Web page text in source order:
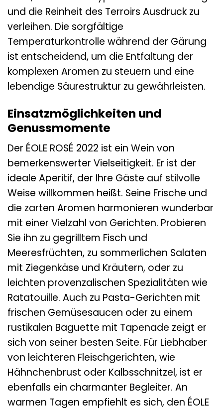
und die Reinheit des Terroirs Ausdruck zu
verleihen. Die sorgfältige
Temperaturkontrolle während der Gärung
ist entscheidend, um die Entfaltung der
komplexen Aromen zu steuern und eine
lebendige Säurestruktur zu gewährleisten.
Einsatzmöglichkeiten und
Genussmomente
Der ÉOLE ROSÉ 2022 ist ein Wein von
bemerkenswerter Vielseitigkeit. Er ist der
ideale Aperitif, der Ihre Gäste auf stilvolle
Weise willkommen heißt. Seine Frische und
die zarten Aromen harmonieren wunderbar
mit einer Vielzahl von Gerichten. Probieren
Sie ihn zu gegrilltem Fisch und
Meeresfrüchten, zu sommerlichen Salaten
mit Ziegenkäse und Kräutern, oder zu
leichten provenzalischen Spezialitäten wie
Ratatouille. Auch zu Pasta-Gerichten mit
frischen Gemüsesaucen oder zu einem
rustikalen Baguette mit Tapenade zeigt er
sich von seiner besten Seite. Für Liebhaber
von leichteren Fleischgerichten, wie
Hähnchenbrust oder Kalbsschnitzel, ist er
ebenfalls ein charmanter Begleiter. An
warmen Tagen empfiehlt es sich, den ÉOLE